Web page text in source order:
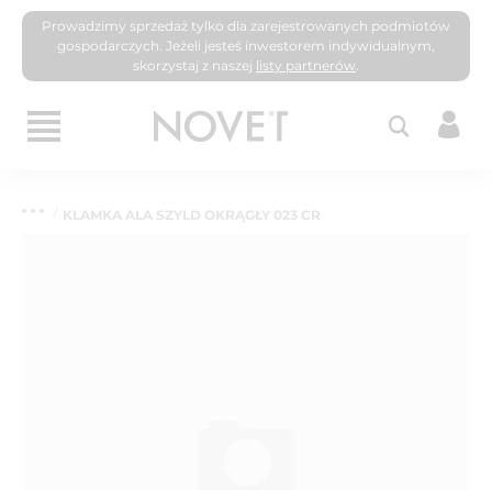
Prowadzimy sprzedaż tylko dla zarejestrowanych podmiotów
gospodarczych. Jeżeli jesteś inwestorem indywidualnym,
skorzystaj z naszej listy partnerów.
KLAMKA ALA SZYLD OKRĄGŁY 023 CR